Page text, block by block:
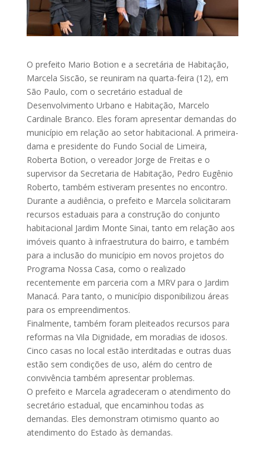
O prefeito Mario Botion e a secretária de Habitação,
Marcela Siscão, se reuniram na quarta-feira (12), em
São Paulo, com o secretário estadual de
Desenvolvimento Urbano e Habitação, Marcelo
Cardinale Branco. Eles foram apresentar demandas do
município em relação ao setor habitacional. A primeira-
dama e presidente do Fundo Social de Limeira,
Roberta Botion, o vereador Jorge de Freitas e o
supervisor da Secretaria de Habitação, Pedro Eugênio
Roberto, também estiveram presentes no encontro.
Durante a audiência, o prefeito e Marcela solicitaram
recursos estaduais para a construção do conjunto
habitacional Jardim Monte Sinai, tanto em relação aos
imóveis quanto à infraestrutura do bairro, e também
para a inclusão do município em novos projetos do
Programa Nossa Casa, como o realizado
recentemente em parceria com a MRV para o Jardim
Manacá. Para tanto, o município disponibilizou áreas
para os empreendimentos.
Finalmente, também foram pleiteados recursos para
reformas na Vila Dignidade, em moradias de idosos.
Cinco casas no local estão interditadas e outras duas
estão sem condições de uso, além do centro de
convivência também apresentar problemas.
O prefeito e Marcela agradeceram o atendimento do
secretário estadual, que encaminhou todas as
demandas. Eles demonstram otimismo quanto ao
atendimento do Estado às demandas.